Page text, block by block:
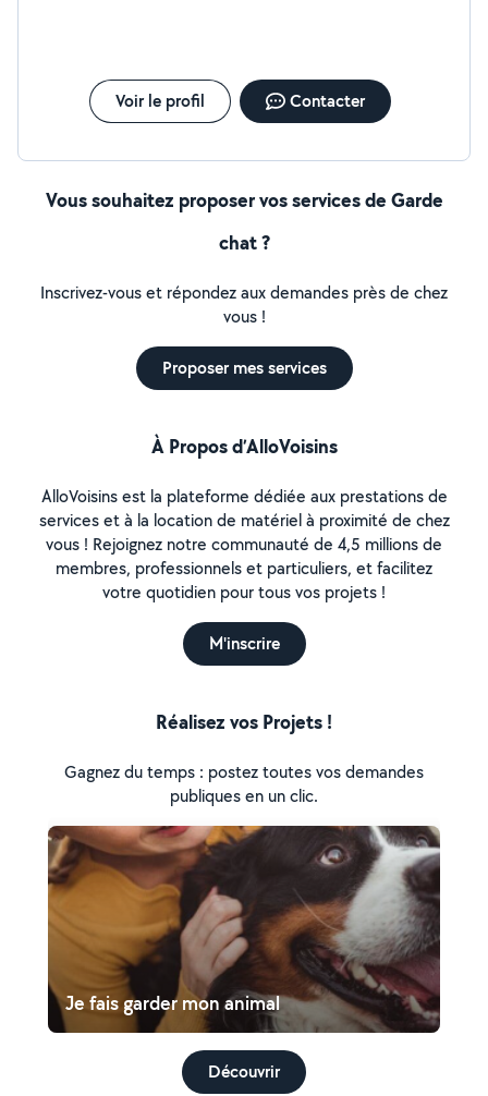
Voir le profil Contacter
Vous souhaitez proposer vos services de Garde
chat ?
Inscrivez-vous et répondez aux demandes près de chez
vous !
Proposer mes services
À Propos d’AlloVoisins
AlloVoisins est la plateforme dédiée aux prestations de
services et à la location de matériel à proximité de chez
vous ! Rejoignez notre communauté de 4,5 millions de
membres, professionnels et particuliers, et facilitez
votre quotidien pour tous vos projets !
M'inscrire
Réalisez vos Projets !
Gagnez du temps : postez toutes vos demandes
publiques en un clic.
Je fais garder mon animal
Découvrir